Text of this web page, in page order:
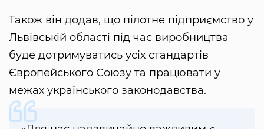
Також він додав, що пілотне підприємство у
Львівській області під час виробництва
буде дотримуватись усіх стандартів
Європейського Союзу та працювати у
межах українського законодавства.